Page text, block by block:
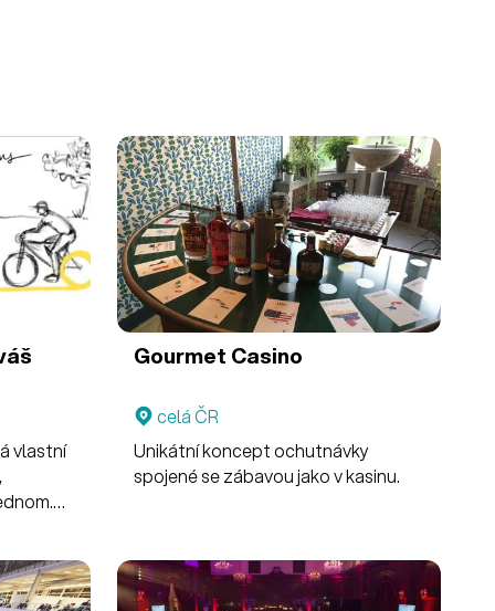
vlastní
Gourmet Casino
celá ČR
Unikátní koncept ochutnávky
spojené se zábavou jako v kasinu.